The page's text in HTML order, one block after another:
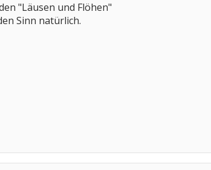
"Läusen und Flöhen"
Sinn natürlich.